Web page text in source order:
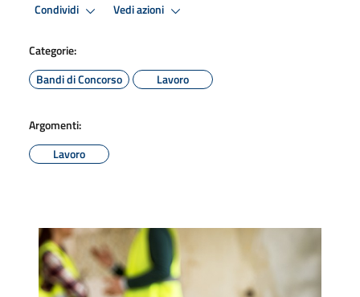
Condividi Vedi azioni
Categorie:
Bandi di Concorso
Lavoro
Argomenti:
Lavoro